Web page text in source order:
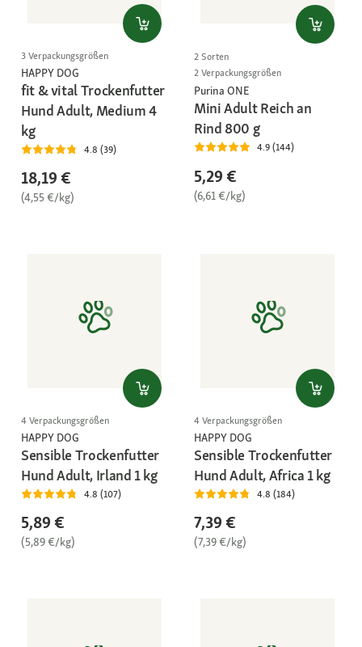
3 Verpackungsgrößen
HAPPY DOG
fit & vital Trockenfutter
Hund Adult, Medium 4
kg
4.8 (39)
18,19 €
(4,55 €/kg)
2 Sorten
2 Verpackungsgrößen
Purina ONE
Mini Adult Reich an
Rind 800 g
4.9 (144)
5,29 €
(6,61 €/kg)
4 Verpackungsgrößen
HAPPY DOG
Sensible Trockenfutter
Hund Adult, Irland 1 kg
4.8 (107)
5,89 €
(5,89 €/kg)
4 Verpackungsgrößen
HAPPY DOG
Sensible Trockenfutter
Hund Adult, Africa 1 kg
4.8 (184)
7,39 €
(7,39 €/kg)